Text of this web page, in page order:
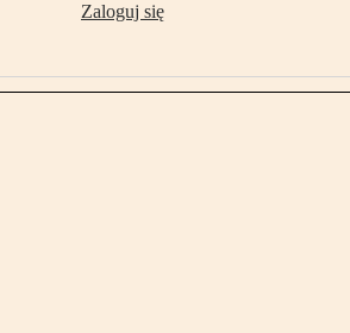
Zaloguj się